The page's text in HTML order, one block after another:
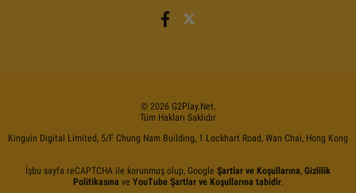
© 2026 G2Play.net.
Tüm Hakları Saklıdır
Kinguin Digital Limited, 5/F Chung Nam Building, 1 Lockhart Road, Wan Chai, Hong Kong
İşbu sayfa reCAPTCHA ile korunmuş olup, Google Şartlar ve Koşullarına, Gizlilik
Politikasına ve YouTube Şartlar ve Koşullarına tabidir.